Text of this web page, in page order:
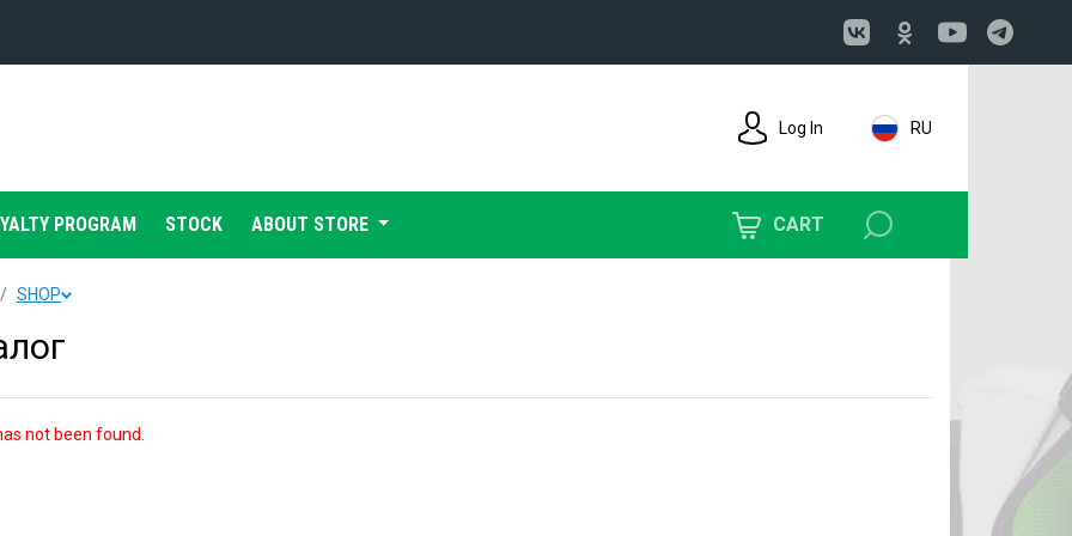
Дивизион Чернышева
Log In RU
PROGRAM STOCK ABOUT STORE CART
SHOP
not been found.